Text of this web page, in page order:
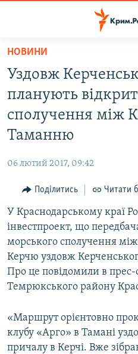
Перейти
основного
матеріалу
до
основної
Перейти
пошуку
ВОДА.КРИМ
ВІДЕО ТА ФОТО
ПОЛІТИКА
ІНТЕРВ'Ю
ВСЕ ЗА ДЕНЬ
СПЕЦПРОЕКТИ
ДЕПОРТАЦІЯ
ВІДЕОУРОКИ «ELIFBE»
УКРАЇНСЬКА ПРОБЛЕМА КРИМУ
ІНФОГРАФІКА
ЯК ОБІЙТИ БЛОКУВАННЯ
Русский
НОВИНИ
Уздовж
планують
сполучення між
Таманню
06 лютий 2017, 09:42
Поділитись Читати
У Краснодарському краї
інвестпроект, що
морського сполучення
Керчю уздовж
Про це повідомили в прес-
Темрюкського району
«Маршрут орієнтовно
клубу «Арго» в Тамані
причалу в Керчі. Вже